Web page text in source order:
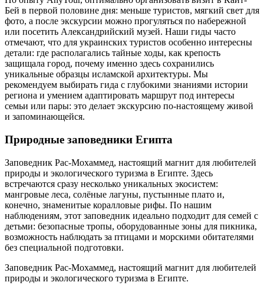
Бей в первой половине дня: меньше туристов, мягкий свет для
фото, а после экскурсии можно прогуляться по набережной
или посетить Александрийский музей. Наши гиды часто
отмечают, что для украинских туристов особенно интересны
детали: где располагались тайные ходы, как крепость
защищала город, почему именно здесь сохранились
уникальные образцы исламской архитектуры. Мы
рекомендуем выбирать гида с глубокими знаниями истории
региона и умением адаптировать маршрут под интересы
семьи или пары: это делает экскурсию по-настоящему живой
и запоминающейся.
Природные заповедники Египта
Заповедник Рас-Мохаммед, настоящий магнит для любителей
природы и экологического туризма в Египте. Здесь
встречаются сразу несколько уникальных экосистем:
мангровые леса, солёные лагуны, пустынные плато и,
конечно, знаменитые коралловые рифы. По нашим
наблюдениям, этот заповедник идеально подходит для семей с
детьми: безопасные тропы, оборудованные зоны для пикника,
возможность наблюдать за птицами и морскими обитателями
без специальной подготовки.
Заповедник Рас-Мохаммед, настоящий магнит для любителей
природы и экологического туризма в Египте.